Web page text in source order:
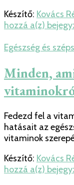
Készítő: Kovács
hozzá a(z) Az
edzés-
a
Egészség és
Minden,
Fedezd fel a
hatásait az
vitaminok
Készítő: Kovács
hozzá a(z)